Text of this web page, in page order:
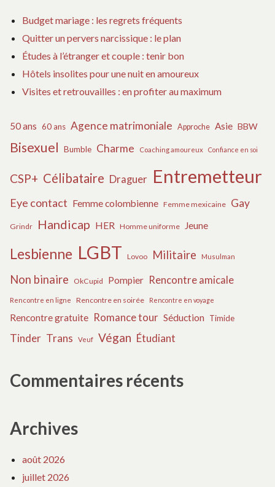
Budget mariage : les regrets fréquents
Quitter un pervers narcissique : le plan
Études à l’étranger et couple : tenir bon
Hôtels insolites pour une nuit en amoureux
Visites et retrouvailles : en profiter au maximum
50 ans 60 ans Agence matrimoniale Approche Asie BBW
Bisexuel Bumble Charme Coaching amoureux Confiance en soi
CSP+ Célibataire Draguer Entremetteur
Eye contact Femme colombienne Femme mexicaine Gay
Grindr Handicap HER Homme uniforme Jeune
Lesbienne LGBT Lovoo Militaire Musulman
Non binaire OkCupid Pompier Rencontre amicale
Rencontre en ligne Rencontre en soirée Rencontre en voyage
Rencontre gratuite Romance tour Séduction Timide
Tinder Trans Veuf Végan Étudiant
Commentaires récents
Archives
août 2026
juillet 2026